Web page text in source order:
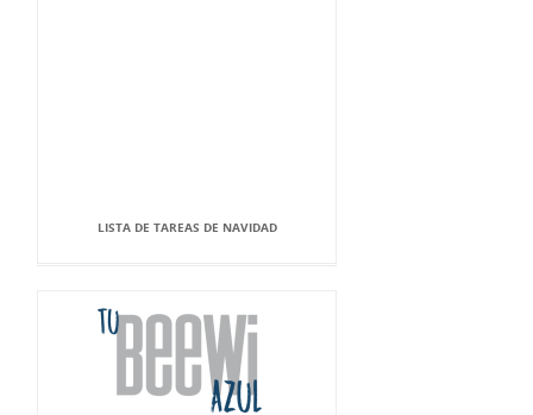
LISTA DE TAREAS DE NAVIDAD